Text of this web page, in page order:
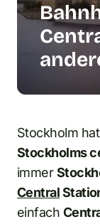
Stockholm
Stockholms
immer
Central
einfach